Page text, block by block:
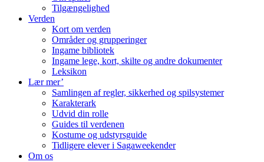
Tilgængelighed
Verden
Kort om verden
Områder og grupperinger
Ingame bibliotek
Ingame lege, kort, skilte og andre dokumenter
Leksikon
Lær mer’
Samlingen af regler, sikkerhed og spilsystemer
Karakterark
Udvid din rolle
Guides til verdenen
Kostume og udstyrsguide
Tidligere elever i Sagaweekender
Om os